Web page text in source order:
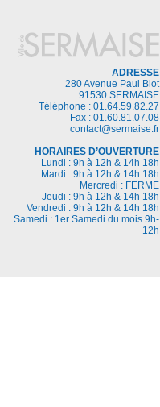
ADRESSE
280 Avenue Paul Blot
91530 SERMAISE
Téléphone : 01.64.59.82.27
Fax : 01.60.81.07.08
contact@sermaise.fr
HORAIRES D’OUVERTURE
Lundi : 9h à 12h & 14h 18h
Mardi : 9h à 12h & 14h 18h
Mercredi : FERME
Jeudi : 9h à 12h & 14h 18h
Vendredi : 9h à 12h & 14h 18h
Samedi : 1er Samedi du mois 9h-
12h